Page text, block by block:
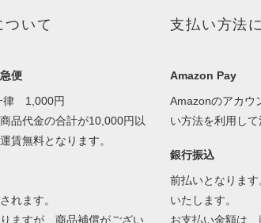
ついて
便
律 1,000円
品代金の合計が10,000円以
賃無料となります。
れます。
ますが、商品補償がござい
支払い方法
Amazon Pay
Amazonのアカウ
い方法を利用して
銀行振込
前払いとなりま
いたします。
お支払い金額は